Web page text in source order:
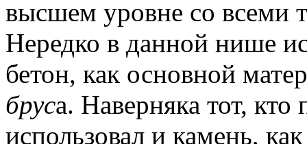
высшем уровне со всеми
Нередко в данной нише
бетон, как основной
бруса. Наверняка тот,
использовал и камень,